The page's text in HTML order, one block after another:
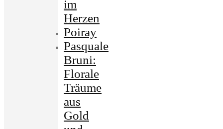
im
Herzen
Poiray
Pasquale
Bruni:
Florale
Träume
aus
Gold